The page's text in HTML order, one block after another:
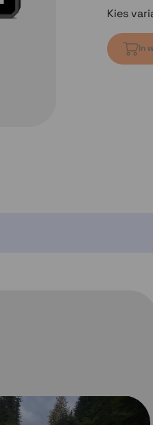
Kies
In